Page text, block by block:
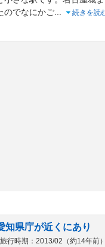
のでなにかご
続きを読
知県庁が近くにあり
旅行時期：2013/02（約14年前）